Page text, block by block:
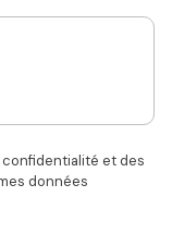
confidentialité et des
données